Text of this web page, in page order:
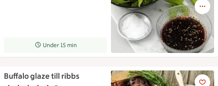
Receptet tar Under 15 min att tillaga
Under 15 min
Buffalo glaze till ribbs
Buffalo glaze till ribbs